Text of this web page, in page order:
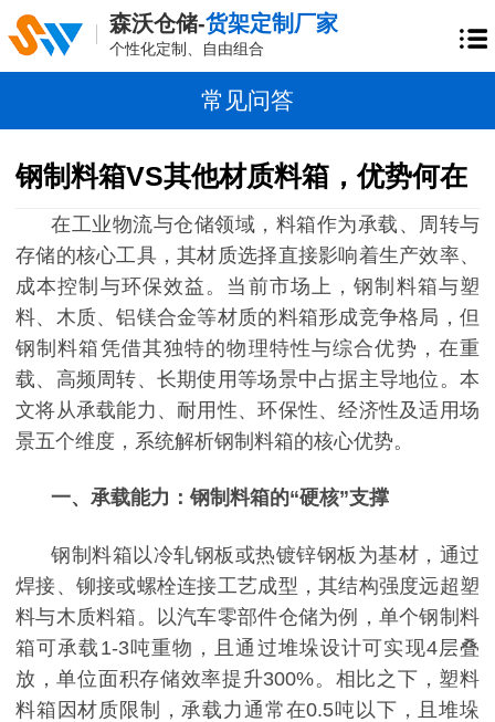
森沃仓储-货架定制厂家
个性化定制、自由组合
常见问答
钢制料箱VS其他材质料箱，优势何在
在工业物流与仓储领域，料箱作为承载、周转与
存储的核心工具，其材质选择直接影响着生产效率、
成本控制与环保效益。当前市场上，钢制料箱与塑
料、木质、铝镁合金等材质的料箱形成竞争格局，但
钢制料箱凭借其独特的物理特性与综合优势，在重
载、高频周转、长期使用等场景中占据主导地位。本
文将从承载能力、耐用性、环保性、经济性及适用场
景五个维度，系统解析钢制料箱的核心优势。
一、承载能力：钢制料箱的“硬核”支撑
钢制料箱以冷轧钢板或热镀锌钢板为基材，通过
焊接、铆接或螺栓连接工艺成型，其结构强度远超塑
料与木质料箱。以汽车零部件仓储为例，单个钢制料
箱可承载 1-3吨重物，且通过堆垛设计可实现4层叠
放，单位面积存储效率提升300%。相比之下，塑料
料箱因材质限制，承载力通常在0.5吨以下，且堆垛